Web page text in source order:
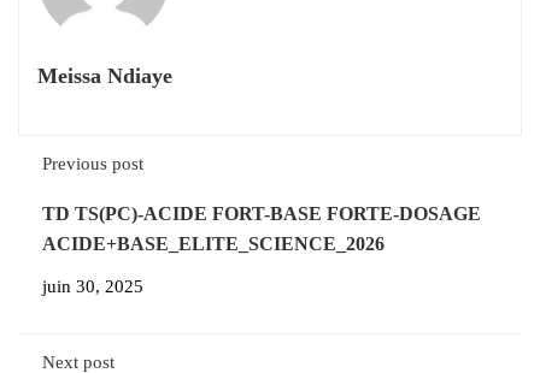
Meissa Ndiaye
Previous post
TD TS(PC)-ACIDE FORT-BASE FORTE-DOSAGE
ACIDE+BASE_ELITE_SCIENCE_2026
juin 30, 2025
Next post